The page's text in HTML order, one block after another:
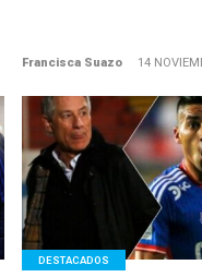
Francisca Suazo 14
LEER MÁS
DESTACADOS
Secretaría General